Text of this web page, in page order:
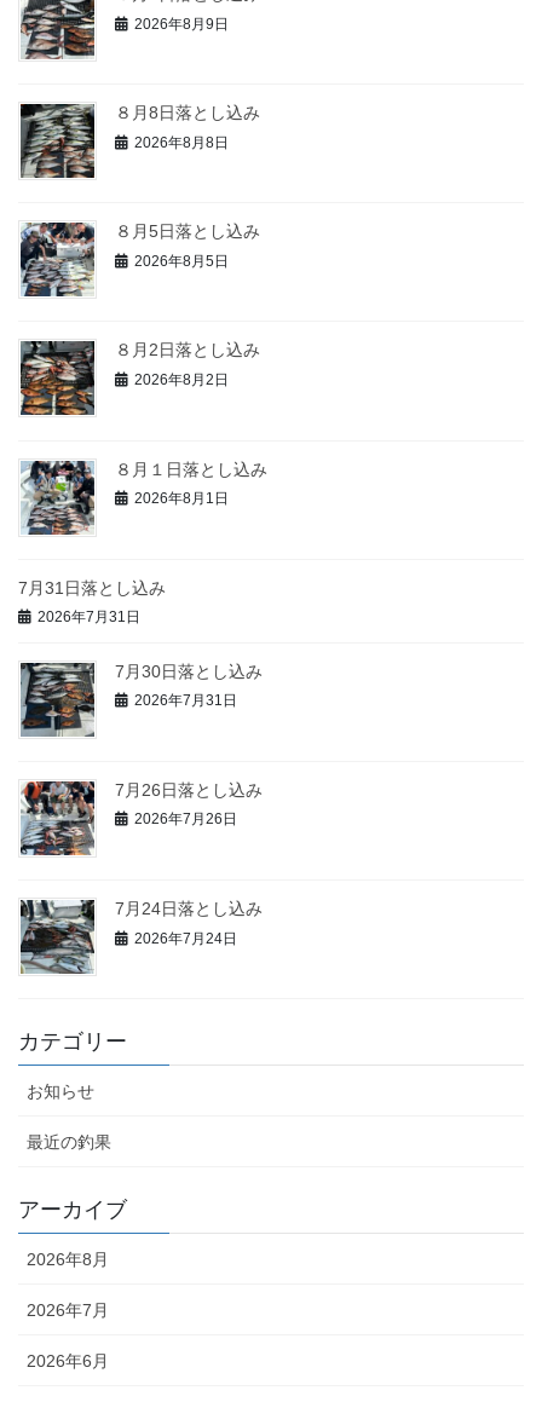
2026年8月9日
８月8日落とし込み
2026年8月8日
８月5日落とし込み
2026年8月5日
８月2日落とし込み
2026年8月2日
８月１日落とし込み
2026年8月1日
7月31日落とし込み
2026年7月31日
7月30日落とし込み
2026年7月31日
7月26日落とし込み
2026年7月26日
7月24日落とし込み
2026年7月24日
カテゴリー
お知らせ
最近の釣果
アーカイブ
2026年8月
2026年7月
2026年6月